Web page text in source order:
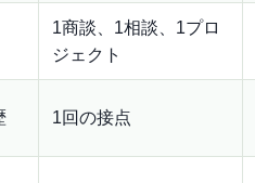
1商談、1相談、1プロ
ジェクト
1回の接点